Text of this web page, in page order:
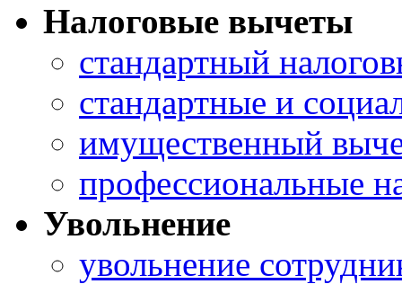
Налоговые вычеты
стандартный
стандартные и
имущественный
профессиональные
Увольнение
увольнение